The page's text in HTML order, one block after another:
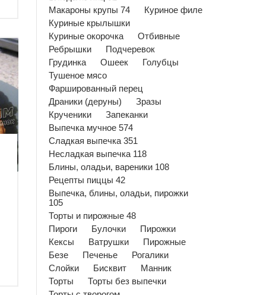
Макароны крупы 74
Куриное филе
Куриные крылышки
Куриные окорочка
Отбивные
Ребрышки
Подчеревок
Грудинка
Ошеек
Голубцы
Тушеное мясо
Фаршированный перец
Драники (деруны)
Зразы
Крученики
Запеканки
Выпечка мучное 574
Сладкая выпечка 351
Несладкая выпечка 118
Блины, оладьи, вареники 108
Рецепты пиццы 42
Выпечка, блины, оладьи, пирожки
105
Торты и пирожные 48
Пироги
Булочки
Пирожки
Кексы
Ватрушки
Пирожные
Безе
Печенье
Рогалики
Слойки
Бисквит
Манник
Торты
Торты без выпечки